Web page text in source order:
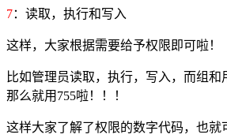
7：读取，执行和写入
这样，大家根据需要给予权限即可啦！
比如管理员读取，执行，写入，而组和
那么就用755啦！！！
这样大家了解了权限的数字代码，也就